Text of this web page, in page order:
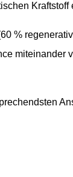
Kraftstoff
%
miteinander